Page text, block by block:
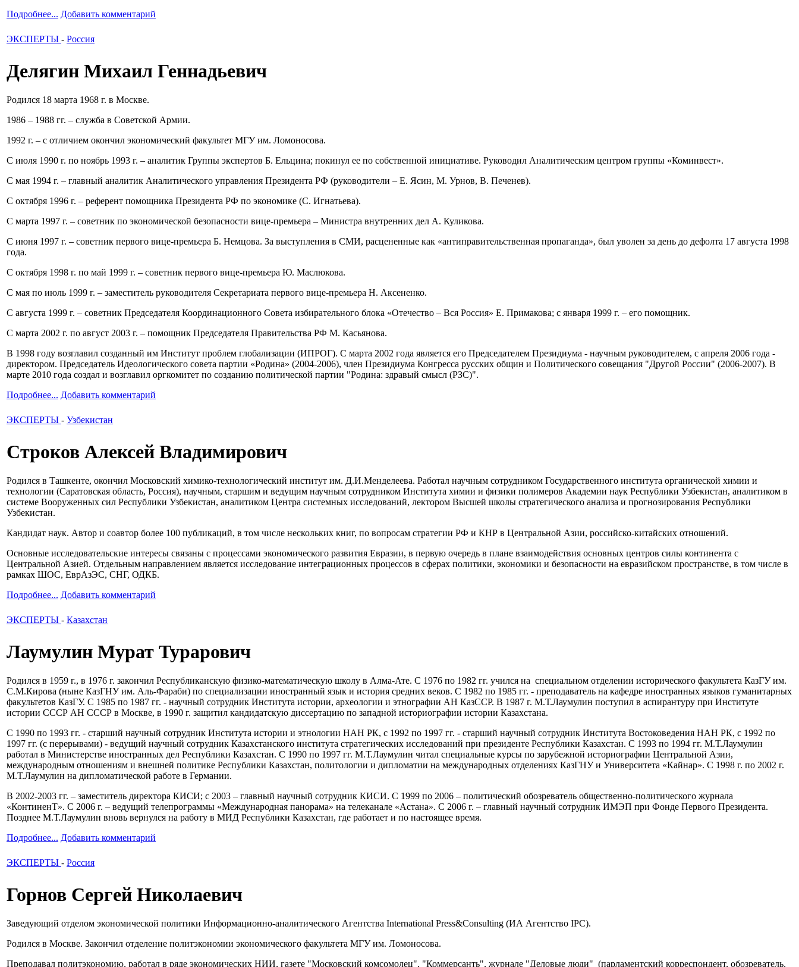
Подробнее... Добавить комментарий
ЭКСПЕРТЫ - Россия
Делягин Михаил Геннадьевич
Родился 18 марта 1968 г. в Москве.
1986 – 1988 гг. – служба в Советской Армии.
1992 г. – с отличием окончил экономический факультет МГУ им. Ломоносова.
С июля 1990 г. по ноябрь 1993 г. – аналитик Группы экспертов Б. Ельцина; покинул ее по собственной инициативе. Руководил Аналитическим центром группы «Коминвест».
С мая 1994 г. – главный аналитик Аналитического управления Президента РФ (руководители – Е. Ясин, М. Урнов, В. Печенев).
С октября 1996 г. – референт помощника Президента РФ по экономике (С. Игнатьева).
С марта 1997 г. – советник по экономической безопасности вице-премьера – Министра внутренних дел А. Куликова.
С июня 1997 г. – советник первого вице-премьера Б. Немцова. За выступления в СМИ, расцененные как «антиправительственная пропаганда», был уволен за день до дефолта 17 августа 1998
года.
С октября 1998 г. по май 1999 г. – советник первого вице-премьера Ю. Маслюкова.
С мая по июль 1999 г. – заместитель руководителя Секретариата первого вице-премьера Н. Аксененко.
С августа 1999 г. – советник Председателя Координационного Совета избирательного блока «Отечество – Вся Россия» Е. Примакова; с января 1999 г. – его помощник.
С марта 2002 г. по август 2003 г. – помощник Председателя Правительства РФ М. Касьянова.
В 1998 году возглавил созданный им Институт проблем глобализации (ИПРОГ). С марта 2002 года является его Председателем Президиума - научным руководителем, с апреля 2006 года -
директором. Председатель Идеологического совета партии «Родина» (2004-2006), член Президиума Конгресса русских общин и Политического совещания "Другой России" (2006-2007). В
марте 2010 года создал и возглавил оргкомитет по созданию политической партии "Родина: здравый смысл (РЗС)".
Подробнее... Добавить комментарий
ЭКСПЕРТЫ - Узбекистан
Строков Алексей Владимирович
Родился в Ташкенте, окончил Московский химико-технологический институт им. Д.И.Менделеева. Работал научным сотрудником Государственного института органической химии и
технологии (Саратовская область, Россия), научным, старшим и ведущим научным сотрудником Института химии и физики полимеров Академии наук Республики Узбекистан, аналитиком в
системе Вооруженных сил Республики Узбекистан, аналитиком Центра системных исследований, лектором Высшей школы стратегического анализа и прогнозирования Республики
Узбекистан.
Кандидат наук. Автор и соавтор более 100 публикаций, в том числе нескольких книг, по вопросам стратегии РФ и КНР в Центральной Азии, российско-китайских отношений.
Основные исследовательские интересы связаны с процессами экономического развития Евразии, в первую очередь в плане взаимодействия основных центров силы континента с
Центральной Азией. Отдельным направлением является исследование интеграционных процессов в сферах политики, экономики и безопасности на евразийском пространстве, в том числе в
рамках ШОС, ЕврАзЭС, СНГ, ОДКБ.
Подробнее... Добавить комментарий
ЭКСПЕРТЫ - Казахстан
Лаумулин Мурат Турарович
Родился в 1959 г., в 1976 г. закончил Республиканскую физико-математическую школу в Алма-Ате. С 1976 по 1982 гг. учился на специальном отделении исторического факультета КазГУ им.
С.М.Кирова (ныне КазГНУ им. Аль-Фараби) по специализации иностранный язык и история средних веков. С 1982 по 1985 гг. - преподаватель на кафедре иностранных языков гуманитарных
факультетов КазГУ. С 1985 по 1987 гг. - научный сотрудник Института истории, археологии и этнографии АН КазССР. В 1987 г. М.Т.Лаумулин поступил в аспирантуру при Институте
истории СССР АН СССР в Москве, в 1990 г. защитил кандидатскую диссертацию по западной историографии истории Казахстана.
С 1990 по 1993 гг. - старший научный сотрудник Института истории и этнологии НАН РК, с 1992 по 1997 гг. - старший научный сотрудник Института Востоковедения НАН РК, с 1992 по
1997 гг. (с перерывами) - ведущий научный сотрудник Казахстанского института стратегических исследований при президенте Республики Казахстан. С 1993 по 1994 гг. М.Т.Лаумулин
работал в Министерстве иностранных дел Республики Казахстан. С 1990 по 1997 гг. М.Т.Лаумулин читал специальные курсы по зарубежной историографии Центральной Азии,
международным отношениям и внешней политике Республики Казахстан, политологии и дипломатии на международных отделениях КазГНУ и Университета «Кайнар». С 1998 г. по 2002 г.
М.Т.Лаумулин на дипломатической работе в Германии.
В 2002-2003 гг. – заместитель директора КИСИ; с 2003 – главный научный сотрудник КИСИ. С 1999 по 2006 – политический обозреватель общественно-политического журнала
«КонтиненТ». С 2006 г. – ведущий телепрограммы «Международная панорама» на телеканале «Астана». С 2006 г. – главный научный сотрудник ИМЭП при Фонде Первого Президента.
Позднее М.Т.Лаумулин вновь вернулся на работу в МИД Республики Казахстан, где работает и по настоящее время.
Подробнее... Добавить комментарий
ЭКСПЕРТЫ - Россия
Горнов Сергей Николаевич
Заведующий отделом экономической политики Информационно-аналитического Агентства International Press&Consulting (ИА Агентство IPC).
Родился в Москве. Закончил отделение политэкономии экономического факультета МГУ им. Ломоносова.
Преподавал политэкономию, работал в ряде экономических НИИ, газете "Московский комсомолец", "Коммерсанть", журнале "Деловые люди" (парламентский корреспондент, обозреватель,